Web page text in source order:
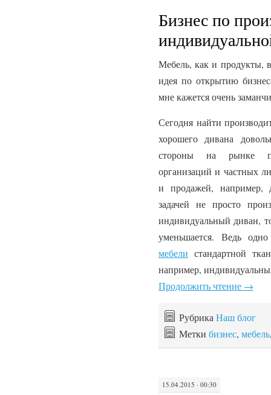
Бизнес по
Мебель, как и продукты,
идея по открытию
мне кажется очень
Сегодня найти
хорошего дивана
стороны на рынке
организаций и частных
и продажей, например,
задачей не просто
индивидуальный диван,
уменьшается. Ведь
мебели стандартной
например,
Продолжить чтение →
РубрикаНаш блог
Метки бизнес, мебель
15.04.2015 · 00:30